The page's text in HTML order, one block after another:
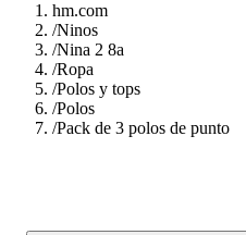
hm.com
/Ninos
/Nina 2 8a
/Ropa
/Polos y tops
/Polos
/Pack de 3 polos de punto